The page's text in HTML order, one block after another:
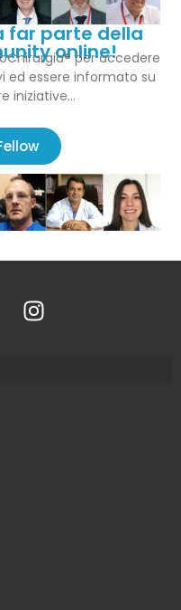
far parte della
online!
per accedere
ed essere informato su
iniziative…